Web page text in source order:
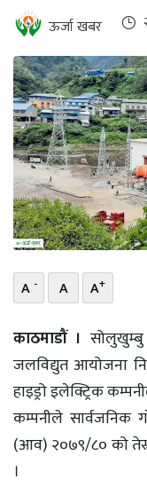
इभी
सम्पादकीय
बैंक
पर्यटन
भिडियो
छापा
खोज
प्रोफाइल
ऊर्जा
विशेष
ऊर्जा खबर
A - A A+
काठमाडौं ।
जलविद्युत आयोजना
हाइड्रो इलेक्ट्रिक
कम्पनीले सार्वजनिक
(आव) २०७९/८० को
।